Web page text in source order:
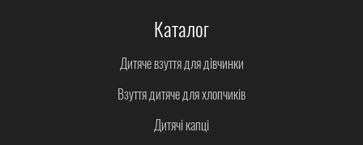
Каталог
Дитяче взуття для дівчинки
Взуття дитяче для хлопчиків
Дитячі капці